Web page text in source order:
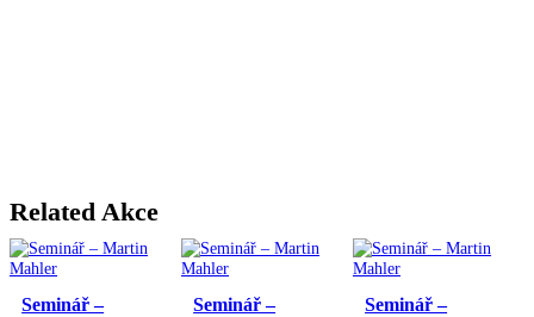
Related Akce
Seminář –
Seminář –
Seminář –